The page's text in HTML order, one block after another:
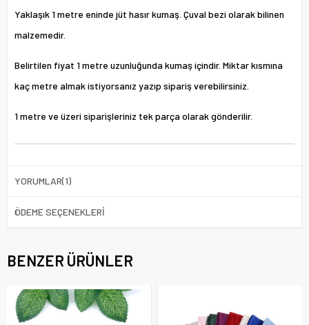
Yaklaşık 1 metre eninde jüt hasır kumaş. Çuval bezi olarak bilinen
malzemedir.
Belirtilen fiyat 1 metre uzunluğunda kumaş içindir. Miktar kısmına
kaç metre almak istiyorsanız yazıp sipariş verebilirsiniz.
1 metre ve üzeri siparişleriniz tek parça olarak gönderilir.
YORUMLAR(1)
ÖDEME SEÇENEKLERI
BENZER ÜRÜNLER